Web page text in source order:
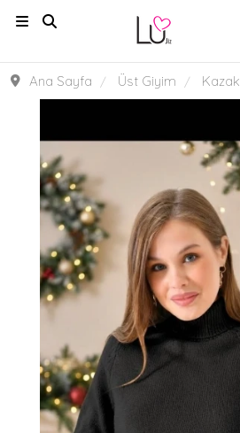
Ana Sayfa Üst Giyim Kazak